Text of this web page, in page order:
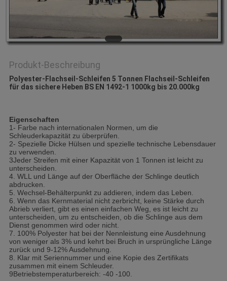
Produkt-Beschreibung
Polyester-Flachseil-Schleifen 5 Tonnen Flachseil-Schleifen
für das sichere Heben BS EN 1492-1 1000kg bis 20.000kg
Eigenschaften
1- Farbe nach internationalen Normen, um die
Schleuderkapazität zu überprüfen.
2- Spezielle Dicke Hülsen und spezielle technische Lebensdauer
zu verwenden.
3Jeder Streifen mit einer Kapazität von 1 Tonnen ist leicht zu
unterscheiden.
4. WLL und Länge auf der Oberfläche der Schlinge deutlich
abdrucken.
5. Wechsel-Behälterpunkt zu addieren, indem das Leben.
6. Wenn das Kernmaterial nicht zerbricht, keine Stärke durch
Abrieb verliert, gibt es einen einfachen Weg, es ist leicht zu
unterscheiden, um zu entscheiden, ob die Schlinge aus dem
Dienst genommen wird oder nicht.
7. 100% Polyester hat bei der Nennleistung eine Ausdehnung
von weniger als 3% und kehrt bei Bruch in ursprüngliche Länge
zurück und 9-12% Ausdehnung.
8. Klar mit Seriennummer und eine Kopie des Zertifikats
zusammen mit einem Schleuder.
9Betriebstemperaturbereich: -40 -100.